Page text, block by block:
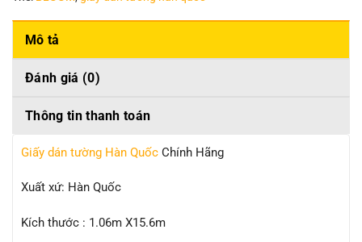
Mô tả
Đánh giá (0)
Thông tin thanh toán
Giấy dán tường Hàn Quốc Chính Hãng
Xuất xứ: Hàn Quốc
Kích thước : 1.06m X15.6m